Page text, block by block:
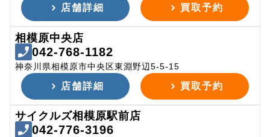
店舗詳細 買取予約
相模原中央店
042-768-1182
神奈川県相模原市中央区東淵野辺5-5-15
店舗詳細 買取予約
サイクルズ相模原駅前店
042-776-3196